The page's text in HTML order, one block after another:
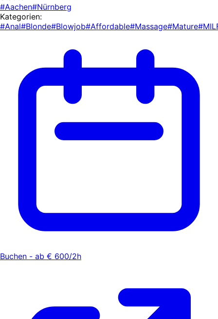
#Aachen#Nürnberg
Kategorien:
#Anal#Blonde#Blowjob#Affordable#Massage#Mature
Buchen - ab € 600/2h